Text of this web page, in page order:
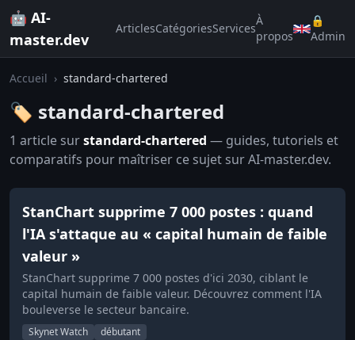
🤖 AI-
master.dev
ArticlesCatégoriesServices
À
propos
🔒
Admin
Accueil › standard-chartered
🏷️ standard-chartered
1 article surstandard-chartered — guides, tutoriels et
comparatifs pour maîtriser ce sujet sur AI-master.dev.
StanChart supprime 7 000 postes : quand
l'IA s'attaque au « capital humain de faible
valeur »
StanChart supprime 7 000 postes d'ici 2030, ciblant le
capital humain de faible valeur. Découvrez comment l'IA
bouleverse le secteur bancaire.
Skynet Watch débutant